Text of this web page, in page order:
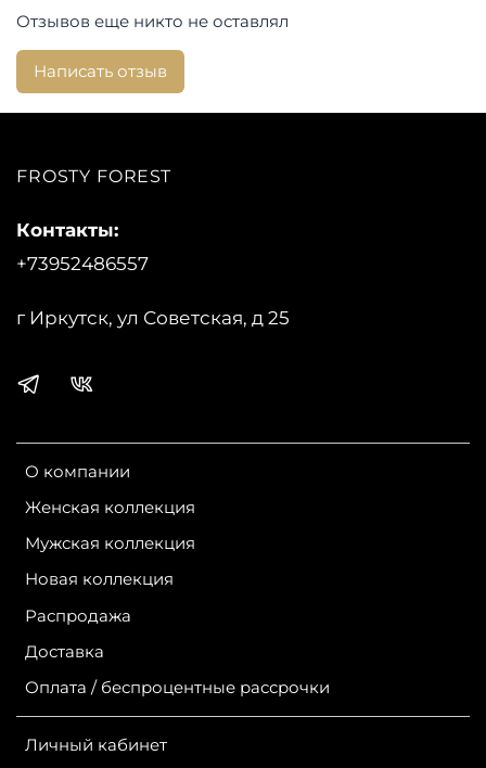
Отзывов еще никто не оставлял
Написать отзыв
FROSTY FOREST
О компании
Женская коллекция
Мужская коллекция
Новая коллекция
Распродажа
Доставка
Оплата / беспроцентные рассрочки
Личный кабинет
Контакты:
+73952486557
г Иркутск, ул Советская, д 25